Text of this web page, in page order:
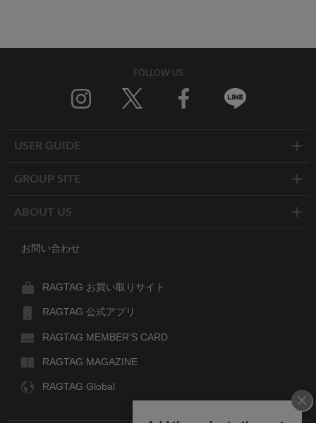
FOLLOW US
USER GUIDE
GROUP SITE
ABOUT US
お問い合わせ
RAGTAG お買い取りサイト
RAGTAG 公式アプリ
RAGTAG MEMBER'S CARD
RAGTAG MAGAZINE
RAGTAG Global